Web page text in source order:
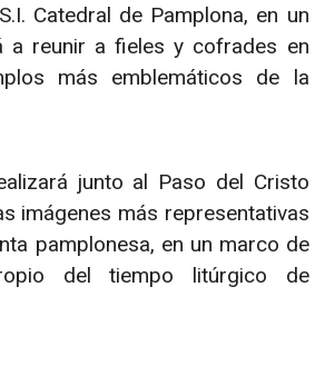
Catedral de Pamplona, en un
a reunir a fieles y cofrades en
más emblemáticos de la
junto al Paso del Cristo
imágenes más representativas
pamplonesa, en un marco de
del tiempo litúrgico de